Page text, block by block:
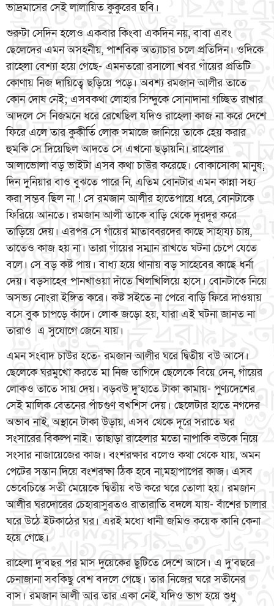
ভাদ্রমাসের সেই লালায়িত কুকুরের ছবি।
শুরুটা সেদিন হলেও একবার কিংবা একদিন নয়, বাবা এবং
ছেলেদের এমন অসহনীয়, পাশবিক অত্যাচার চলে প্রতিদিন। ওদিকে
রাহেলা বেশ্যা হয়ে গেছে- এমনতরো রসালো খবর গাঁয়ের প্রতিটি
কোণায় নিজ দায়িত্বে ছড়িয়ে পড়ে। অবশ্য রমজান আলীর তাতে
কোন দোষ নেই; এসবকথা লোহার সিন্দুকে সোনাদানা গচ্ছিত রাখার
আদলে সে নিজমনে ধরে রেখেছিল যদিও রাহেলা কাজ না করে দেশে
ফিরে এলে তার কুকীর্তি লোক সমাজে জানিয়ে তাকে হেয় করার
হুমকি সে দিয়েছিল আদতে সে এখনো ছড়ায়নি। রাহেলার
আলাভোলা বড় ভাইটা এসব কথা চাউর করেছে। বোকাসোকা মানুষ;
দিন দুনিয়ার বাও বুঝতে পারে নি, এতিম বোনটার এমন কান্না সহ্য
করা সম্ভব ছিল না ! সে রমজান আলীর হাতেপায়ে ধরে, বোনটাকে
ফিরিয়ে আনতে। রমজান আলী তাকে বাড়ি থেকে দূরদূর করে
তাড়িয়ে দেয়। এরপর সে গাঁয়ের মাতাব্বরদের কাছে সাহায্য চায়,
তাতেও কাজ হয় না। তারা গাঁয়ের সম্মান রাখতে ঘটনা চেপে যেতে
বলে। সে বড় কষ্ট পায়। বাধ্য হয়ে থানায় বড় সাহেবের কাছে ধর্না
দেয়। বড়সাহেব পানখাওয়া দাঁতে খিলখিলিয়ে হাসে। বোনটাকে নিয়ে
অসভ্য নোংরা ইঙ্গিত করে। কষ্ট সইতে না পেরে বাড়ি ফিরে দাওয়ায়
বসে বুক চাপড়ে কাঁদে। লোক জড়ো হয়, যারা এই ঘটনা জানত না
তারাও এ সুযোগে জেনে যায়।
এমন সংবাদ চাউর হতে- রমজান আলীর ঘরে দ্বিতীয় বউ আসে।
ছেলেকে ঘরমুখো করতে মা নিজ তাগিদে ছেলেকে বিয়ে দেন, গাঁয়ের
লোকও তাতে সায় দেয়। বড়বউ দু’হাতে টাকা কামায়- পুণ্যদেশের
সেই মালিক বেতনের পাঁচগুণ বখশিস দেয়। ছেলেটার হাতে নগদের
অভাব নাই, অস্থানে টাকা উড়ায়, এসব থেকে দূরে সরাতে ঘর
সংসারের বিকল্প নাই। তাছাড়া রাহেলার মতো নাপাকি বউকে নিয়ে
সংসার নাজায়েজের কাজ। বংশরক্ষার বলেও কথা থেকে যায়, অমন
পেটের সন্তান দিয়ে বংশরক্ষা ঠিক হবে না,মহাপাপের কাজ। এসব
ভেবেচিন্তে সতী মেয়েকে দ্বিতীয় বউ করে ঘরে তোলা হয়। রমজান
আলীর ঘরদোরের চেহারাসুরতও রাতারাতি বদলে যায়- বাঁশের চালার
ঘরে উঠে ইটকাঠের ঘর। এরই মধ্যে ধানী জমিও কয়েক কানি কেনা
হয়ে গেছে।
রাহেলা দু’বছর পর মাস দুয়েকের ছুটিতে দেশে আসে। এ দু’বছরে
চেনাজানা সবকিছু বেশ বদলে গেছে। তার নিজের ঘরে সতীনের
বাস। রমজান আলী আর তার একা নেই, যদিও ভাগ হয়ে শুধু